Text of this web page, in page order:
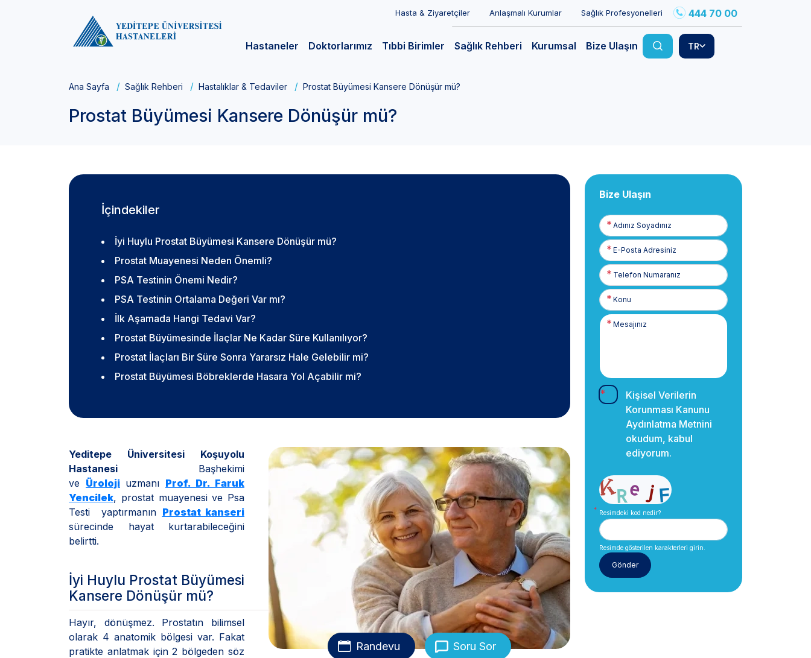
Hasta & Ziyaretçiler Anlaşmalı Kurumlar Sağlık Profesyonelleri 444 70 00
Hastaneler Doktorlarımız Tıbbi Birimler Sağlık Rehberi Kurumsal Bize Ulaşın TR
Ana Sayfa Sağlık Rehberi Hastalıklar & Tedaviler Prostat Büyümesi Kansere Dönüşür mü?
Prostat Büyümesi Kansere Dönüşür mü?
İçindekiler
İyi Huylu Prostat Büyümesi Kansere Dönüşür mü?
Prostat Muayenesi Neden Önemli?
PSA Testinin Önemi Nedir?
PSA Testinin Ortalama Değeri Var mı?
İlk Aşamada Hangi Tedavi Var?
Prostat Büyümesinde İlaçlar Ne Kadar Süre Kullanılıyor?
Prostat İlaçları Bir Süre Sonra Yararsız Hale Gelebilir mi?
Prostat Büyümesi Böbreklerde Hasara Yol Açabilir mi?
Randevu Soru Sor
Yeditepe Üniversitesi Koşuyolu
Hastanesi Başhekimi
ve Üroloji uzmanı Prof. Dr. Faruk
Yencilek, prostat muayenesi ve Psa
Testi yaptırmanın Prostat kanseri
sürecinde hayat kurtarabileceğini
belirtti.
İyi Huylu Prostat Büyümesi
Kansere Dönüşür mü?
Hayır, dönüşmez. Prostatın bilimsel
olarak 4 anatomik bölgesi var. Fakat
pratikte anlatmak için 2 bölgeden söz
Bize Ulaşın
Adınız
Soyadınız
E-
Posta
Telefon
Numaranız
Kişisel Verilerin
Korunması Kanunu
Aydınlatma Metnini
okudum, kabul
ediyorum.
Resimdeki kod nedir?
Resimde gösterilen karakterleri girin.